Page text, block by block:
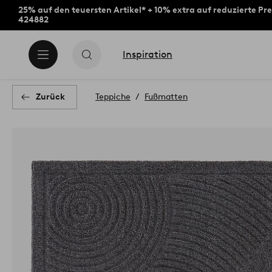
25% auf den teuersten Artikel* + 10% extra auf reduzierte
424882
Inspiration
Zurück Teppiche Fußmatten